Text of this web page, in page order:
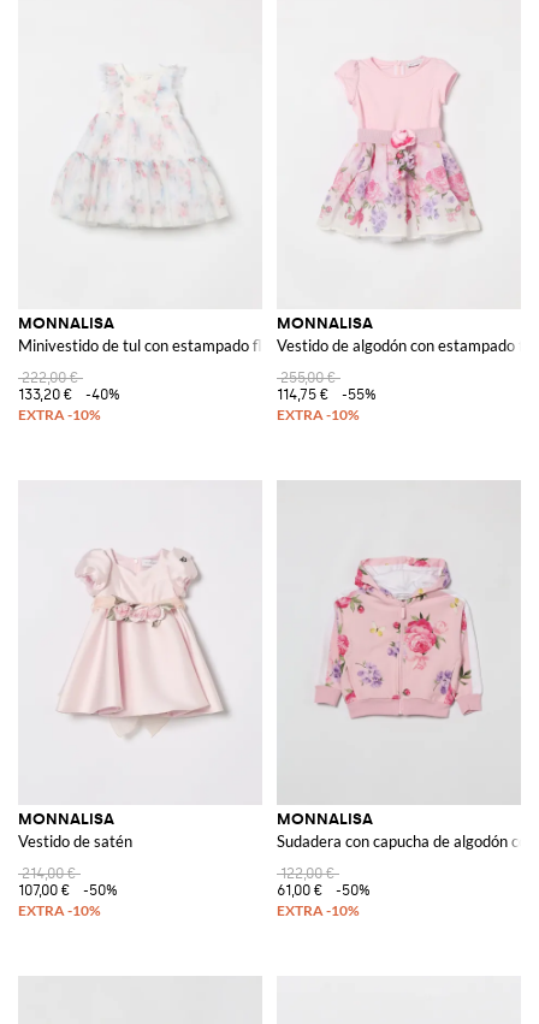
MONNALISA
Minivestido de tul con estampado floral
222,00 €
133,20 €
-40%
MONNALISA
Vestido de algodón con estampado
255,00 €
114,75 €
-55%
MONNALISA
Vestido de satén
214,00 €
107,00 €
-50%
MONNALISA
Sudadera con capucha de algodón
122,00 €
61,00 €
-50%